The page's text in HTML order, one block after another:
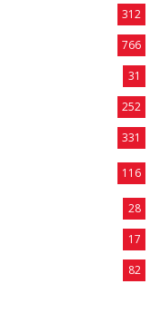
312
766
31
252
331
116
28
17
82